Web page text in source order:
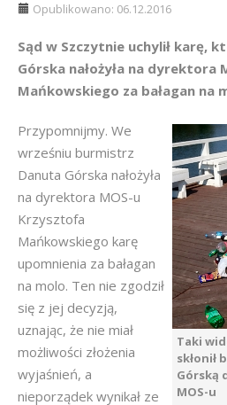
Opublikowano: 06.12.2016
Sąd w Szczytnie uchylił karę,
Górska nałożyła na dyrektora
Mańkowskiego za bałagan na
Taki
skłonił
Górską
MOS-u
Przypomnijmy. We
wrześniu burmistrz
Danuta Górska nałożyła
na dyrektora MOS-u
Krzysztofa
Mańkowskiego karę
upomnienia za bałagan
na molo. Ten nie zgodził
się z jej decyzją,
uznając, że nie miał
możliwości złożenia
wyjaśnień, a
nieporządek wynikał ze